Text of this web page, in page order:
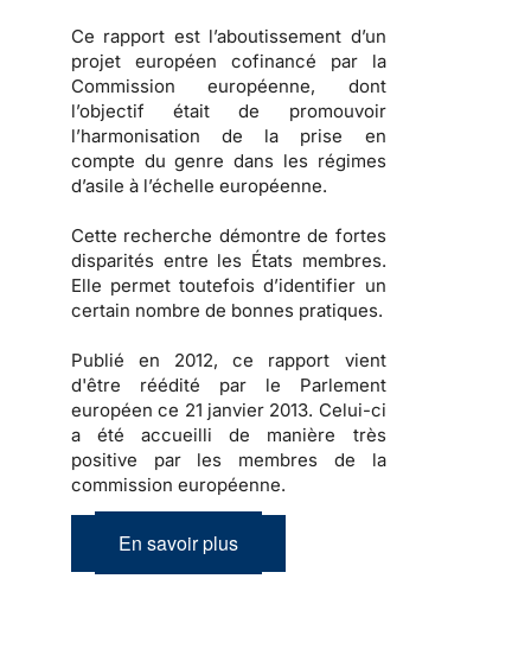
Ce rapport est l’aboutissement d’un
projet européen cofinancé par la
Commission européenne, dont
l’objectif était de promouvoir
l’harmonisation de la prise en
compte du genre dans les régimes
d’asile à l’échelle européenne.
Cette recherche démontre de fortes
disparités entre les États membres.
Elle permet toutefois d’identifier un
certain nombre de bonnes pratiques.
Publié en 2012, ce rapport vient
d'être réédité par le Parlement
européen ce 21 janvier 2013. Celui-ci
a été accueilli de manière très
positive par les membres de la
commission européenne.
En savoir plus